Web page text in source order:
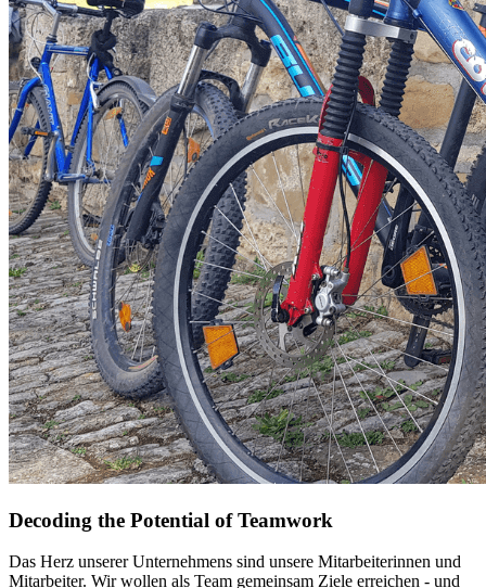
Decoding the Potential of Teamwork
Das Herz unserer Unternehmens sind unsere Mitarbeiterinnen und
Mitarbeiter. Wir wollen als Team gemeinsam Ziele erreichen - und